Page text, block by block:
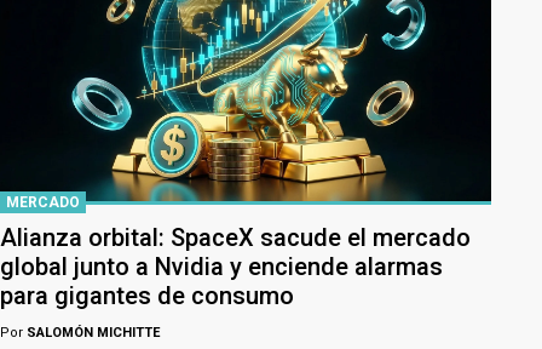
MERCADO
Alianza orbital: SpaceX sacude el mercado
global junto a Nvidia y enciende alarmas
para gigantes de consumo
Por SALOMÓN MICHITTE